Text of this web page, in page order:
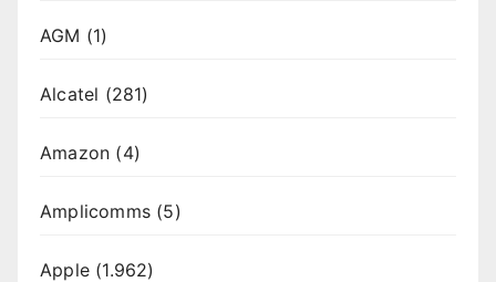
AGM (1)
Alcatel (281)
Amazon (4)
Amplicomms (5)
Apple (1.962)